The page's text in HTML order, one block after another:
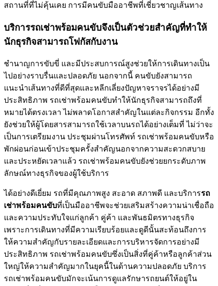
สถานที่ที่ไม่คุ้นเคย การมีคนขับมืออาชีพที่เชี่ยวชาญเส้นทาง
บริการรถเช่าพร้อมคนขับจึงเป็นตัวช่วยสำคัญที่ทำให้
นักธุรกิจสามารถโฟกัสกับงาน
ชำนาญการขับขี่ และมีประสบการณ์สูงช่วยให้การเดินทางเป็น
ไปอย่างราบรื่นและปลอดภัย นอกจากนี้ คนขับยังสามารถ
แนะนำเส้นทางที่ดีที่สุดและหลีกเลี่ยงปัญหาจราจรได้อย่างมี
ประสิทธิภาพ รถเช่าพร้อมคนขับทำให้นักธุรกิจสามารถถึงที่
หมายได้ตรงเวลา ไม่พลาดโอกาสสำคัญในแต่ละกิจกรรม อีกทั้ง
ยังช่วยให้ผู้โดยสารสามารถใช้เวลาบนรถได้อย่างเต็มที่ ไม่ว่าจะ
เป็นการเตรียมงาน ประชุมผ่านโทรศัพท์ รถเช่าพร้อมคนขับหรือ
พักผ่อนก่อนเข้าประชุมครั้งสำคัญนอกจากความสะดวกสบาย
และประหยัดเวลาแล้ว รถเช่าพร้อมคนขับยังช่วยยกระดับภาพ
ลักษณ์ทางธุรกิจของผู้ใช้บริการ
ได้อย่างดีเยี่ยม รถที่มีคุณภาพสูง สะอาด สภาพดี และบริการรถ
เช่าพร้อมคนขับที่เป็นมืออาชีพจะช่วยเสริมสร้างความน่าเชื่อถือ
และความประทับใจแก่ลูกค้า คู่ค้า และพันธมิตรทางธุรกิจ
เพราะการเดินทางที่มีความเรียบร้อยและดูดีนั้นสะท้อนถึงการ
ให้ความสำคัญกับรายละเอียดและการบริหารจัดการอย่างมี
ประสิทธิภาพ รถเช่าพร้อมคนขับซึ่งเป็นสิ่งที่คู่ค้าหรือลูกค้าส่วน
ใหญ่ให้ความสำคัญมากในยุคนี้ในด้านความปลอดภัย บริการ
รถเช่าพร้อมคนขับมักจะเน้นการดูแลรักษารถยนต์ให้อยู่ใน